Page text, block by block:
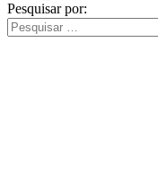
Pesquisar por: